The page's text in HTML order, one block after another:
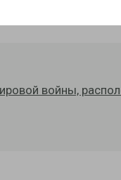
войны,